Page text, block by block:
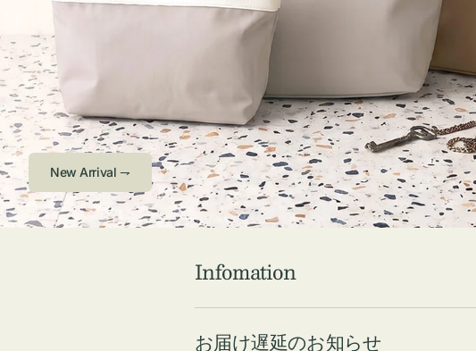
エコバッグ・サ
ブバッグ
ト・グローブ
メガネ・サング
ラス・ルーペ
傘
ハンカチ・ソッ
クス
コスメ
ジュエリーボッ
クス ・ケース
インテリア
New Arrival ⇁
Infomation
お届け遅延のお知らせ